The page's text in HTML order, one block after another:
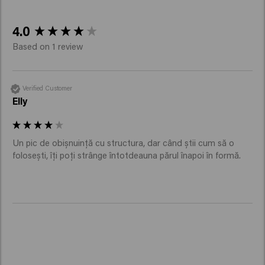
4.0
Based on 1 review
Verified Customer
Elly
Un pic de obișnuință cu structura, dar când știi cum să o
folosești, îți poți strânge întotdeauna părul înapoi în formă.
New content loaded